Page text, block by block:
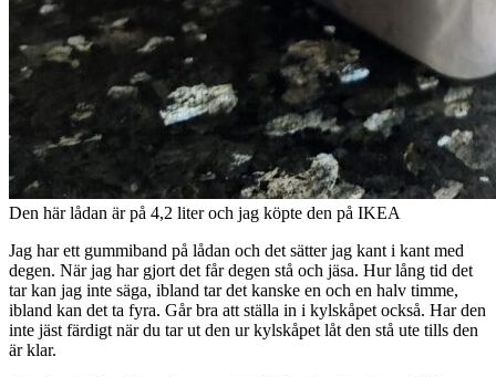
Den här lådan är på 4,2 liter och jag köpte den på IKEA
Jag har ett gummiband på lådan och det sätter jag kant i kant med
degen. När jag har gjort det får degen stå och jäsa. Hur lång tid det
tar kan jag inte säga, ibland tar det kanske en och en halv timme,
ibland kan det ta fyra. Går bra att ställa in i kylskåpet också. Har den
inte jäst färdigt när du tar ut den ur kylskåpet låt den stå ute tills den
är klar.